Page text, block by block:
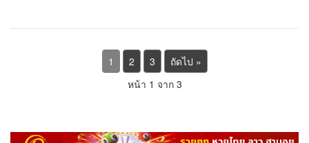
1 2 3
ถัดไป »
หน้า 1 จาก 3